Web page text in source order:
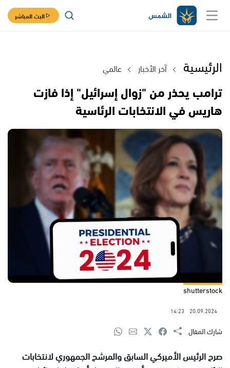
البث المباشر
الرئيسية آخر الأخبار عالمي
ترامب يحذر من "زوال إسرائيل" إذا فازت
هاريس في الانتخابات الرئاسية
shutterstock
20.09.2024
14:23
شارك المقال
صرح الرئيس الأميركي السابق والمرشح الجمهوري لانتخابات